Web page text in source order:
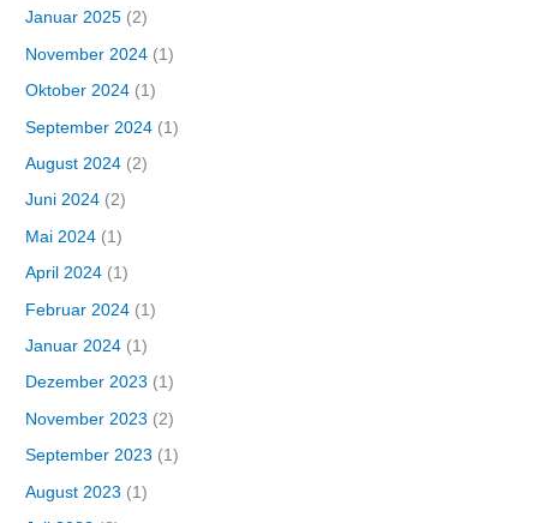
Januar 2025 (2)
November 2024 (1)
Oktober 2024 (1)
September 2024 (1)
August 2024 (2)
Juni 2024 (2)
Mai 2024 (1)
April 2024 (1)
Februar 2024 (1)
Januar 2024 (1)
Dezember 2023 (1)
November 2023 (2)
September 2023 (1)
August 2023 (1)